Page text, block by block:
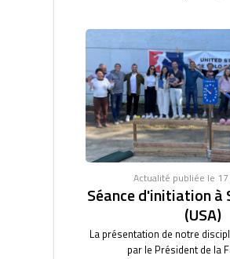
Actualité publiée le
Séance d'initiation à
(USA)
La présentation de notre
par le Président de la